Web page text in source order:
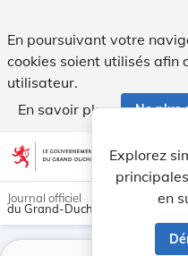
En poursuivant votre
cookies soient utilisés afin
utilisateur.
En savoir plus
Ne plus
Aller au contenu Explorez
en
Journal officiel
du Grand-Duché de Luxembourg